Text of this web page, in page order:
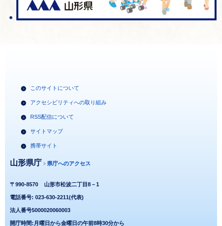
このサイトについて
アクセシビリティへの取り組み
RSS配信について
サイトマップ
携帯サイト
山形県庁 県庁へのアクセス
〒990-8570 山形市松波二丁目8－1
電話番号: 023-630-2211(代表)
法人番号5000020060003
開庁時間:月曜日から金曜日の午前8時30分から